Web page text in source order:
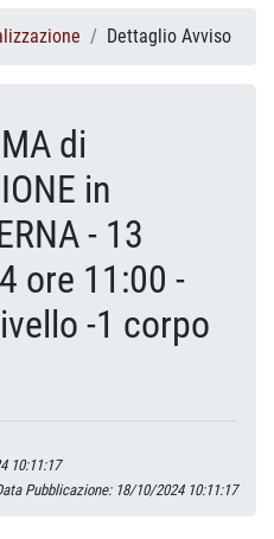
Dettaglio Avviso
di
in
- 13
ore 11:00 -
-1 corpo
10:11:17
Pubblicazione: 18/10/2024 10:11:17